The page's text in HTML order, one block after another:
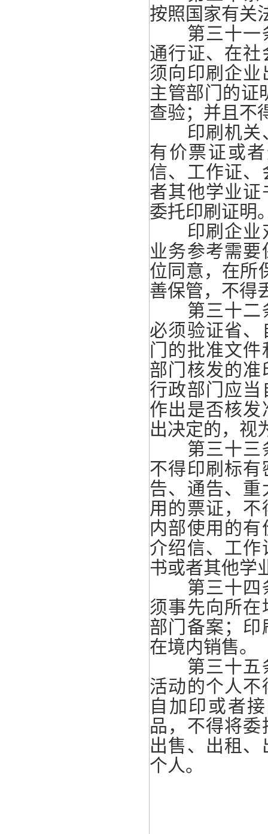
按照国家有关
第三十一
通行证、在
须向印刷企
主管部门的证
查验；并且不
印刷机关、
有价票证或
信、工作证
者其他学业
委托印刷证明
印刷企业对
业务参考需
位同意，在所
善保管，不得
第三十二
必须验证省
门的批准文
部门核发的
行政部门应当
作出是否核
出决定的，视
第三十三
不得印刷标
告、通告、
用的票证，
内部使用的
介绍信、工
书或者其他学
第三十四
须事先向所
部门备案；
在境内销售。
第三十五
活动的个人
自加印或者
品，不得将
出售、出租
个人。